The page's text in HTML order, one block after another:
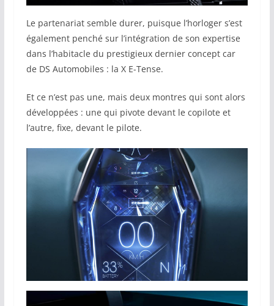
Le partenariat semble durer, puisque l’horloger s’est
également penché sur l’intégration de son expertise
dans l’habitacle du prestigieux dernier concept car
de DS Automobiles : la X E-Tense.
Et ce n’est pas une, mais deux montres qui sont alors
développées : une qui pivote devant le copilote et
l’autre, fixe, devant le pilote.